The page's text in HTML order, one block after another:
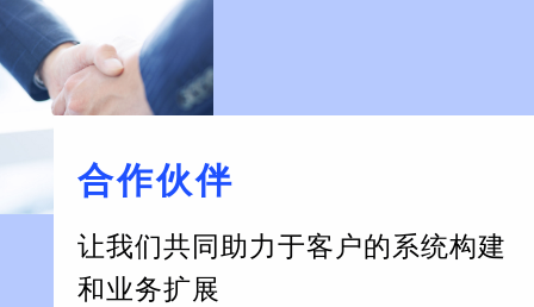
合作伙伴
让我们共同助力于客户的系统构建
和业务扩展